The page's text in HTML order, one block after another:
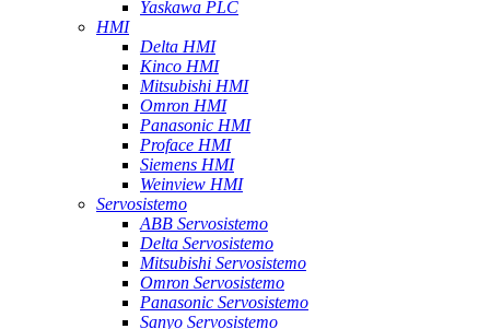
Yaskawa PLC
HMI
Delta HMI
Kinco HMI
Mitsubishi HMI
Omron HMI
Panasonic HMI
Proface HMI
Siemens HMI
Weinview HMI
Servosistemo
ABB Servosistemo
Delta Servosistemo
Mitsubishi Servosistemo
Omron Servosistemo
Panasonic Servosistemo
Sanyo Servosistemo